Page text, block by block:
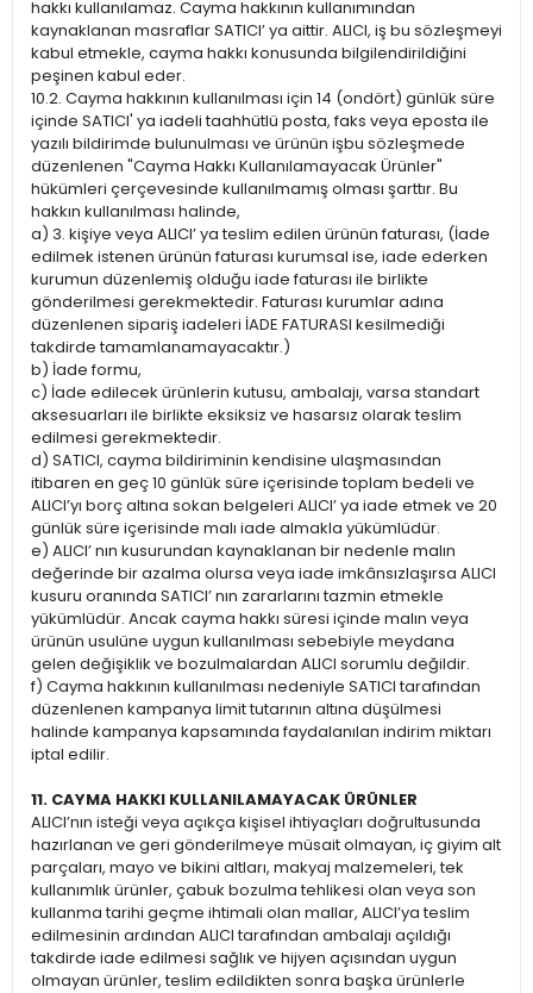
hakkı kullanılamaz. Cayma hakkının kullanımından
kaynaklanan masraflar SATICI’ ya aittir. ALICI, iş bu sözleşmeyi
kabul etmekle, cayma hakkı konusunda bilgilendirildiğini
peşinen kabul eder.
10.2. Cayma hakkının kullanılması için 14 (ondört) günlük süre
içinde SATICI' ya iadeli taahhütlü posta, faks veya eposta ile
yazılı bildirimde bulunulması ve ürünün işbu sözleşmede
düzenlenen "Cayma Hakkı Kullanılamayacak Ürünler"
hükümleri çerçevesinde kullanılmamış olması şarttır. Bu
hakkın kullanılması halinde,
a) 3. kişiye veya ALICI’ ya teslim edilen ürünün faturası, (İade
edilmek istenen ürünün faturası kurumsal ise, iade ederken
kurumun düzenlemiş olduğu iade faturası ile birlikte
gönderilmesi gerekmektedir. Faturası kurumlar adına
düzenlenen sipariş iadeleri İADE FATURASI kesilmediği
takdirde tamamlanamayacaktır.)
b) İade formu,
c) İade edilecek ürünlerin kutusu, ambalajı, varsa standart
aksesuarları ile birlikte eksiksiz ve hasarsız olarak teslim
edilmesi gerekmektedir.
d) SATICI, cayma bildiriminin kendisine ulaşmasından
itibaren en geç 10 günlük süre içerisinde toplam bedeli ve
ALICI’yı borç altına sokan belgeleri ALICI’ ya iade etmek ve 20
günlük süre içerisinde malı iade almakla yükümlüdür.
e) ALICI’ nın kusurundan kaynaklanan bir nedenle malın
değerinde bir azalma olursa veya iade imkânsızlaşırsa ALICI
kusuru oranında SATICI’ nın zararlarını tazmin etmekle
yükümlüdür. Ancak cayma hakkı süresi içinde malın veya
ürünün usulüne uygun kullanılması sebebiyle meydana
gelen değişiklik ve bozulmalardan ALICI sorumlu değildir.
f) Cayma hakkının kullanılması nedeniyle SATICI tarafından
düzenlenen kampanya limit tutarının altına düşülmesi
halinde kampanya kapsamında faydalanılan indirim miktarı
iptal edilir.
11. CAYMA HAKKI KULLANILAMAYACAK ÜRÜNLER
ALICI’nın isteği veya açıkça kişisel ihtiyaçları doğrultusunda
hazırlanan ve geri gönderilmeye müsait olmayan, iç giyim alt
parçaları, mayo ve bikini altları, makyaj malzemeleri, tek
kullanımlık ürünler, çabuk bozulma tehlikesi olan veya son
kullanma tarihi geçme ihtimali olan mallar, ALICI’ya teslim
edilmesinin ardından ALICI tarafından ambalajı açıldığı
takdirde iade edilmesi sağlık ve hijyen açısından uygun
olmayan ürünler, teslim edildikten sonra başka ürünlerle